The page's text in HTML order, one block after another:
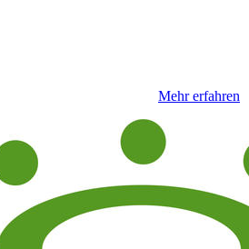
Mehr erfahren